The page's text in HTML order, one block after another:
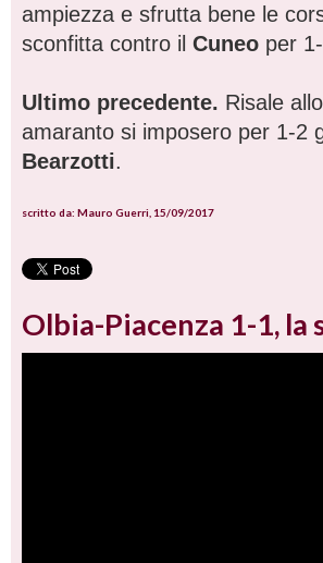
ampiezza e sfrutta bene le
sconfitta contro il Cuneo per
Ultimo precedente. Risale
amaranto si imposero per 1-2
Bearzotti.
scritto da: Mauro Guerri, 15/09/2017
Olbia-Piacenza 1-1,